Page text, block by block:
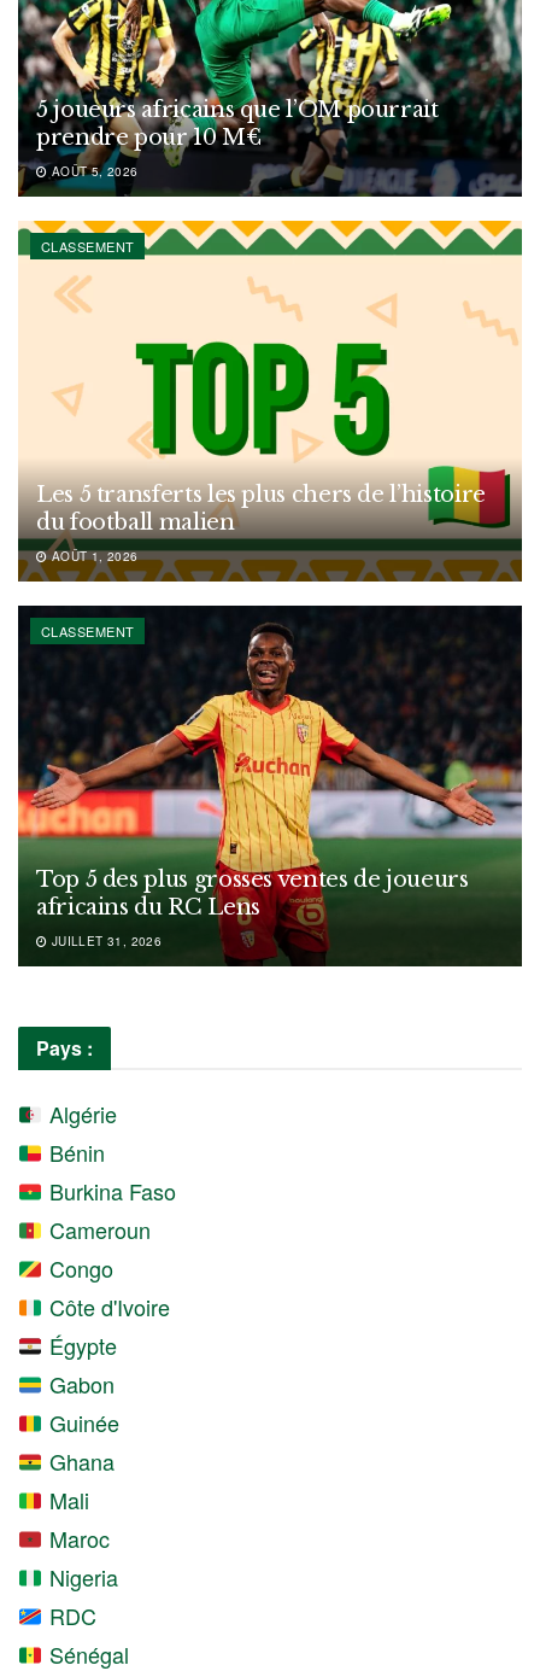
5 joueurs africains que l’OM pourrait
prendre pour 10 M€
AOÛT 5, 2026
CLASSEMENT
Les 5 transferts les plus chers de l’histoire
du football malien
AOÛT 1, 2026
CLASSEMENT
Top 5 des plus grosses ventes de joueurs
africains du RC Lens
JUILLET 31, 2026
Pays :
Algérie
Bénin
Burkina Faso
Cameroun
Congo
Côte d'Ivoire
Égypte
Gabon
Guinée
Ghana
Mali
Maroc
Nigeria
RDC
Sénégal